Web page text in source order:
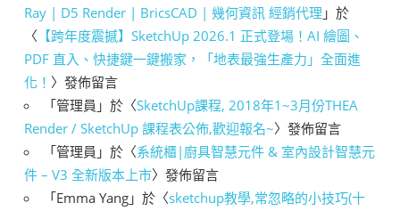
Ray | D5 Render | BricsCAD | 幾何資訊 經銷代理 」於
〈 【跨年度震撼】SketchUp 2026.1 正式登場！AI 繪圖、
PDF 直入、快捷鍵一鍵搬家，「地表最強生產力」全面進
化！ 〉發佈留言
「管理員 」於〈SketchUp課程, 2018年1~3月份THEA
Render / SketchUp 課程表公佈,歡迎報名~〉發佈留言
「管理員 」於〈系統櫃|廚具智慧元件 & 室內設計智慧元
件 – V3 全新版本上市〉發佈留言
「Emma Yang 」於〈sketchup教學,常忽略的小技巧(十